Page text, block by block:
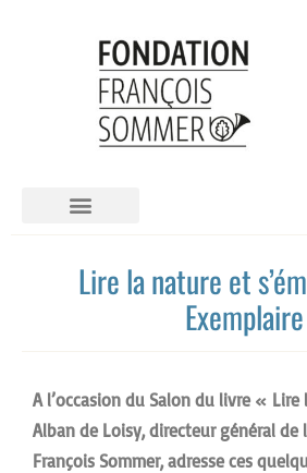
Lire la nature et
Exemplaire
A l’occasion du Salon du livre «
Alban de Loisy, directeur général de
François Sommer, adresse ces